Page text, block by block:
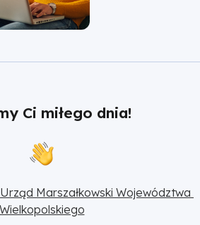
Ci miłego dnia!
Urząd Marszałkowski Województwa
Wielkopolskiego